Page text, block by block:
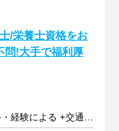
/栄養士資格をお
問!大手で福利厚
月給30万～37万円※資格・経験による +交通費支給